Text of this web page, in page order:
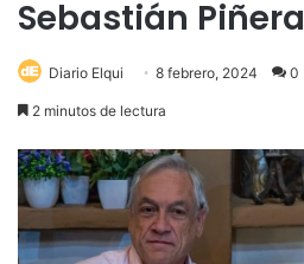
Sebastián Piñera
Diario Elqui 8 febrero, 2024 0
2 minutos de lectura